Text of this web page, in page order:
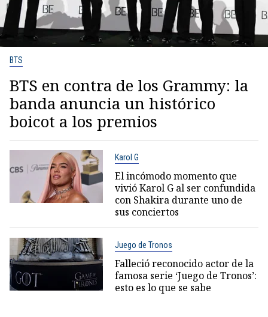
BTS
BTS en contra de los Grammy: la
banda anuncia un histórico
boicot a los premios
Karol G
El incómodo momento que
vivió Karol G al ser confundida
con Shakira durante uno de
sus conciertos
Juego de Tronos
Falleció reconocido actor de la
famosa serie ‘Juego de Tronos’:
esto es lo que se sabe